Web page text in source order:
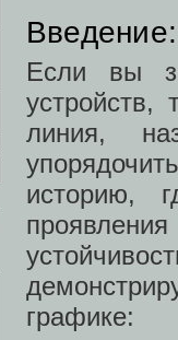
Если вы
линия,
историю,
графике: